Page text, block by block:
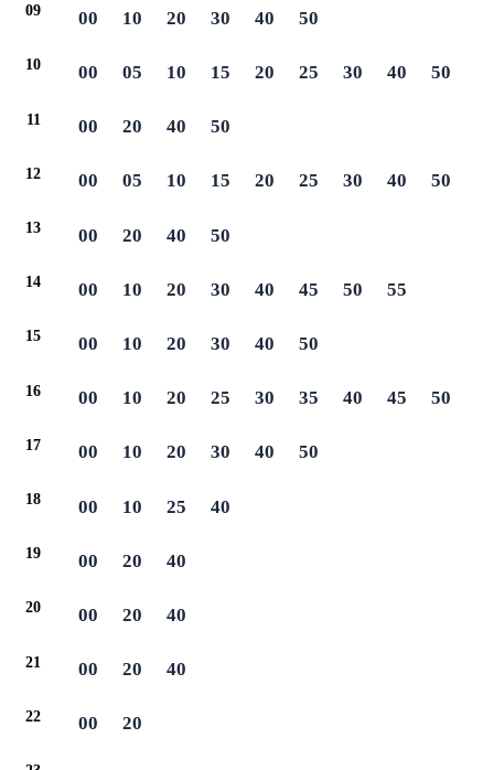
09 00 10 20 30 40 50
10 00 05 10 15 20 25 30 40 50
11 00 20 40 50
12 00 05 10 15 20 25 30 40 50
13 00 20 40 50
14 00 10 20 30 40 45 50 55
15 00 10 20 30 40 50
16 00 10 20 25 30 35 40 45 50
17 00 10 20 30 40 50
18 00 10 25 40
19 00 20 40
20 00 20 40
21 00 20 40
22 00 20